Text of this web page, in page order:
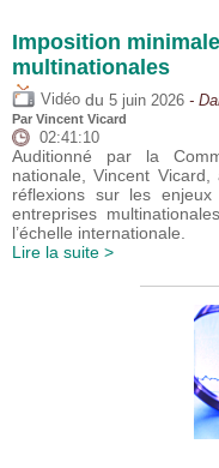
Imposition
multinationales
Vidéo du 5 juin 2026 -
Par Vincent Vicard
02:41:10
Auditionné par la
nationale, Vincent
réflexions sur les enjeux
entreprises
l’échelle internationale.
Lire la suite >